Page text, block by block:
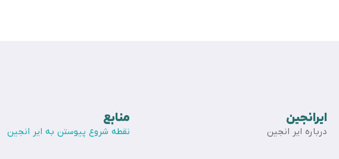
ایرانجین
درباره ایر انجین
منابع
نقطه شروع پیوستن به ایر انجین